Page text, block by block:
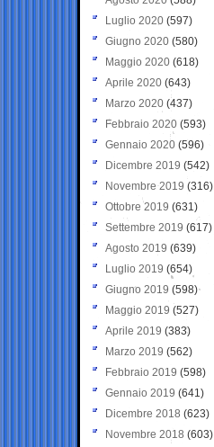
Luglio 2020 (597)
Giugno 2020 (580)
Maggio 2020 (618)
Aprile 2020 (643)
Marzo 2020 (437)
Febbraio 2020 (593)
Gennaio 2020 (596)
Dicembre 2019 (542)
Novembre 2019 (316)
Ottobre 2019 (631)
Settembre 2019 (617)
Agosto 2019 (639)
Luglio 2019 (654)
Giugno 2019 (598)
Maggio 2019 (527)
Aprile 2019 (383)
Marzo 2019 (562)
Febbraio 2019 (598)
Gennaio 2019 (641)
Dicembre 2018 (623)
Novembre 2018 (603)